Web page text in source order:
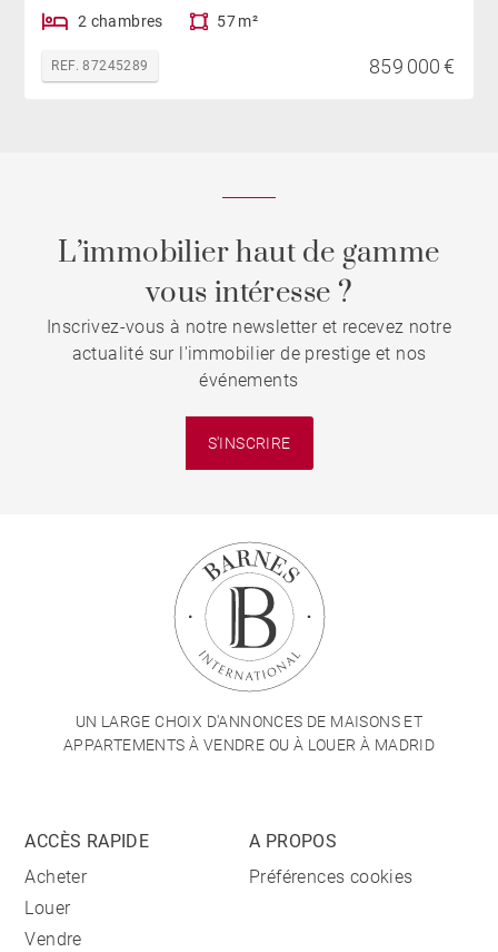
2 chambres 57 m²
REF. 87245289 859 000 €
L’immobilier haut de gamme
vous intéresse ?
Inscrivez-vous à notre newsletter et recevez notre
actualité sur l'immobilier de prestige et nos
événements
S'INSCRIRE
UN LARGE CHOIX D'ANNONCES DE MAISONS ET
APPARTEMENTS À VENDRE OU À LOUER À MADRID
ACCÈS RAPIDE
Acheter
Louer
Vendre
A PROPOS
Préférences cookies